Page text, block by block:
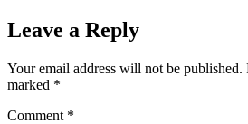
Leave a Reply
Your email address will not be published.
marked *
Comment *